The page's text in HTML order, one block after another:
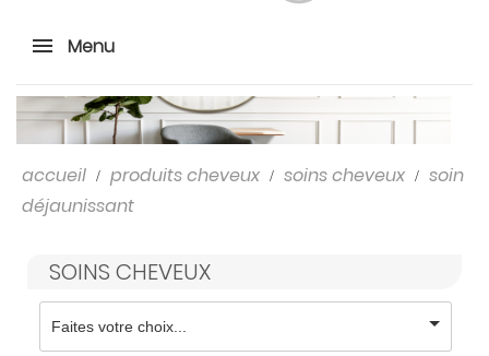
Menu
accueil produits cheveux soins cheveux
soin
déjaunissant
SOINS CHEVEUX